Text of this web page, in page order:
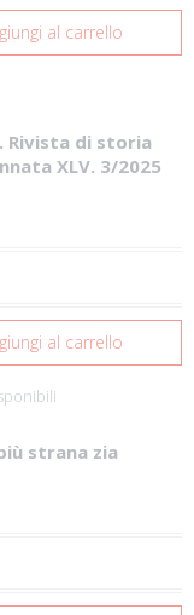
al carrello
Rivista di storia
XLV. 3/2025
al carrello
strana zia